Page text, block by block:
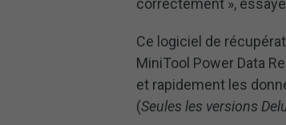
correctement »,
Ce logiciel de
MiniTool Power Data
et rapidement les
(Seules les versions